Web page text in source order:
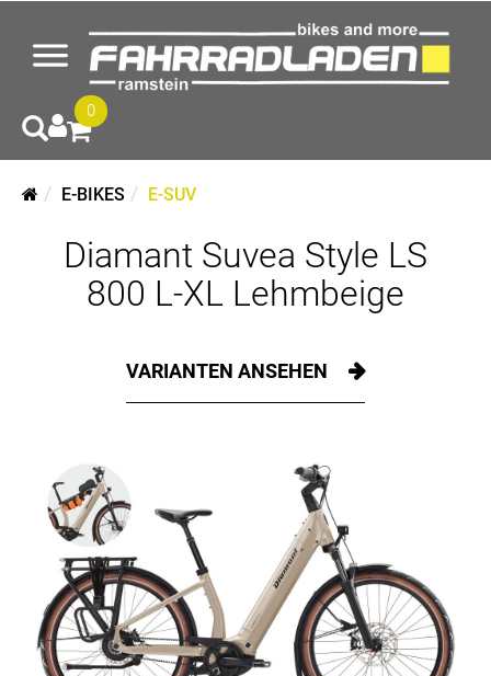
0
E-BIKES E-SUV
Diamant Suvea Style LS
800 L-XL Lehmbeige
VARIANTEN ANSEHEN